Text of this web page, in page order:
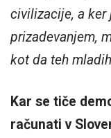
civilizacije, a
prizadevanjem,
kot da teh
Kar se tiče
računati v